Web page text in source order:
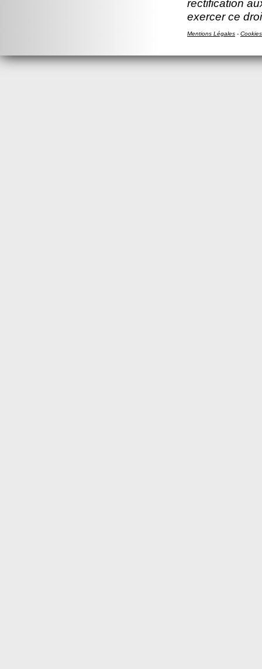
rectification
exercer ce
Mentions Légales - Cookies